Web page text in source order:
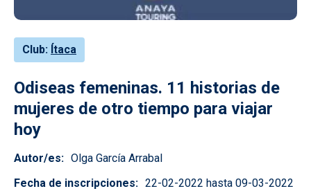
Club Ítaca
Odiseas femeninas. 11 historias de
mujeres de otro tiempo para viajar
hoy
Autor/es
Olga García Arrabal
Fecha de inscripciones
22-02-2022 hasta 09-03-2022